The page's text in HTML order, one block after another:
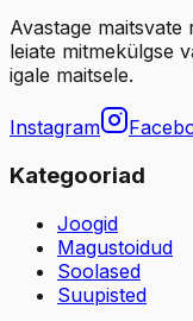
Avastage maitsvate
leiate mitmekülgse
igale maitsele.
Instagram
Kategooriad
Joogid
Magustoidud
Soolased
Suupisted